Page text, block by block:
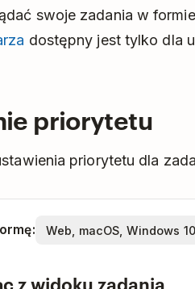
swoje zadania w
dostępny jest tylko dla
priorytetu
priorytetu dla
z widoku zadania